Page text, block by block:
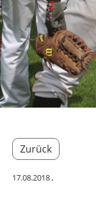
Zurück
17.08.2018,